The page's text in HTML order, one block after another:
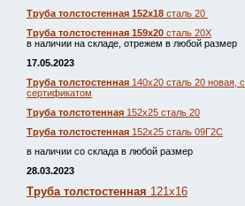
Труба толстостенная 152х18 сталь 20
Труба толстостенная 159х20 сталь 20Х
в наличии на складе, отрежем в любой размер
17.05.2023
Труба толстостенная 140х20 сталь 20 новая, с
сертификатом
Труба толстотенная 152х25 сталь 20
Труба толстостенная 152х25 сталь 09Г2С
в наличии со склада в любой размер
28.03.2023
Труба толстостенная 121х16